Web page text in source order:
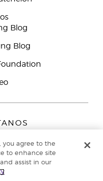
Blog
Blog
97
you agree to the
to enhance site
assist in our